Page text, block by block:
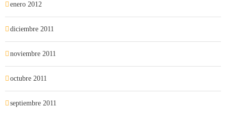
enero 2012
diciembre 2011
noviembre 2011
octubre 2011
septiembre 2011